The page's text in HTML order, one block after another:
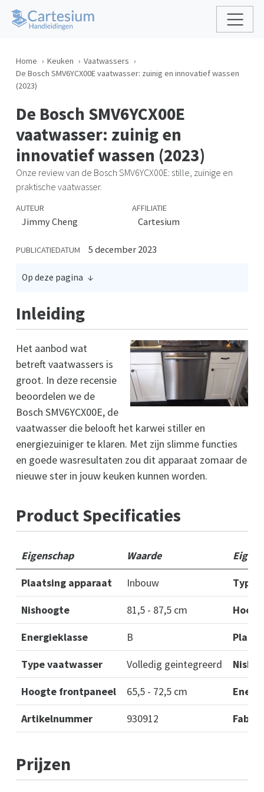
Home Keuken
Vaatwassers
De Bosch SMV6YCX00E vaatwasser: zuinig en innovatief wassen
(2023)
De Bosch SMV6YCX00E
vaatwasser: zuinig en
innovatief wassen (2023)
Onze review van de Bosch SMV6YCX00E: stille, zuinige en
praktische vaatwasser.
AUTEUR AFFILIATIE
Jimmy Cheng Cartesium
PUBLICATIEDATUM 5 december 2023
Op deze pagina
Inleiding
Het aanbod wat
betreft vaatwassers is
groot. In deze recensie
beoordelen we de
Bosch SMV6YCX00E, de
vaatwasser die belooft het karwei stiller en
energiezuiniger te klaren. Met zijn slimme functies
en goede wasresultaten zou dit apparaat zomaar de
nieuwe ster in jouw keuken kunnen worden.
Product Specificaties
Eigenschap Waarde
Plaatsing apparaat
Inbouw
Type
Nishoogte
81,5 - 87,5 cm
Energieklasse
B
Type vaatwasser
Volledig geintegreerd
Hoogte frontpaneel
65,5 - 72,5 cm
Artikelnummer
930912
Prijzen